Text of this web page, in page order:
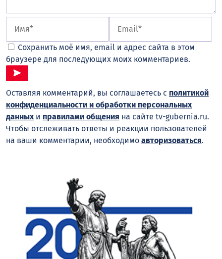
Сохранить моё имя, email и адрес сайта в этом
браузере для последующих моих комментариев.
Оставляя комментарий, вы соглашаетесь с политикой
конфиденциальности и обработки персональных
данныхи правилами общения на сайте tv-gubernia.ru.
Чтобы отслеживать ответы и реакции пользователей
на ваши комментарии, необходимо авторизоваться.